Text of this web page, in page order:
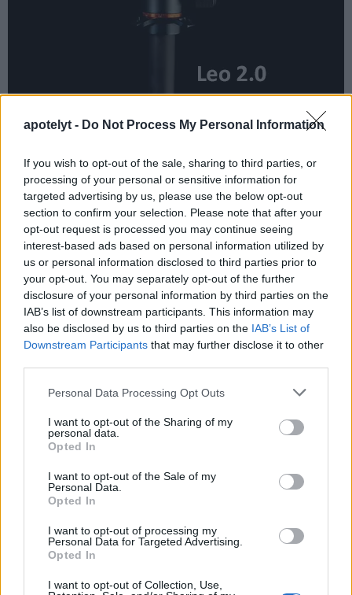
apotelyt - Do Not Process My Personal Information
If you wish to opt-out of the sale, sharing to third parties, or
processing of your personal or sensitive information for
targeted advertising by us, please use the below opt-out
section to confirm your selection. Please note that after your
opt-out request is processed you may continue seeing
interest-based ads based on personal information utilized by
us or personal information disclosed to third parties prior to
your opt-out. You may separately opt-out of the further
disclosure of your personal information by third parties on the
IAB’s list of downstream participants. This information may
also be disclosed by us to third parties on the IAB’s List of
Downstream Participants that may further disclose it to other
Please note that this website/app uses one or more Google
not limited to your visit or usage behaviour. You may click to
grant or deny consent to Google and its third-party tags to
use your data for below specified purposes in below Google
consent section.
Personal Data Processing Opt Outs
I want to opt-out of the Sharing of my
personal data.
Opted In
I want to opt-out of the Sale of my
Personal Data.
Opted In
I want to opt-out of processing my
Personal Data for Targeted Advertising.
Opted In
I want to opt-out of Collection, Use,
Kameragehäuse
und der Panasonic GF2 werden in der nachfolgenden
Graphik illustriert. Die beiden Kameras werden
entsprechend ihrerrelativen Größedargestellt. Alle
Größenangaben sind auf den nächsten Millimeter gerundet.